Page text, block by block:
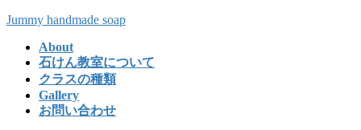
コ
ナ
Jummy handmade soap
About
石けん教室について
クラスの種類
Gallery
お問い合わせ